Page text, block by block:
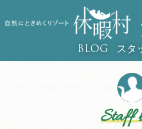
BLOG スタ
Staff